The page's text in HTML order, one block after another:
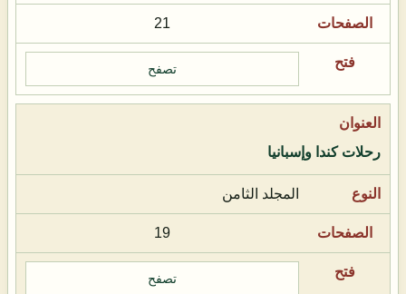
21
تصفح
رحلات كندا وإسبانيا
المجلد الثامن
19
تصفح